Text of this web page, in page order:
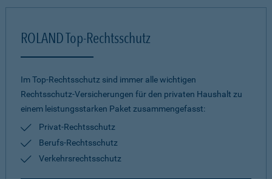
ROLAND Top-Rechtsschutz
Im Top-Rechtsschutz sind immer alle wichtigen
Rechtsschutz-Versicherungen für den privaten Haushalt zu
einem leistungsstarken Paket zusammengefasst:
Privat-Rechtsschutz
Berufs-Rechtsschutz
Verkehrsrechtsschutz